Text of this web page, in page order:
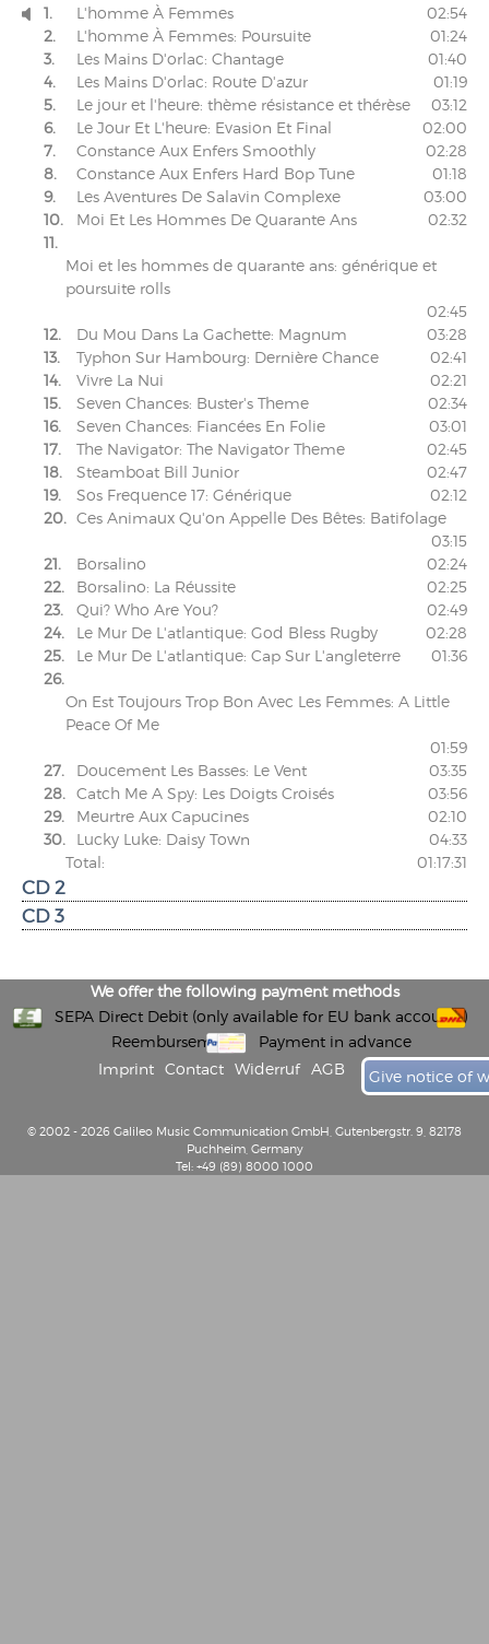
 1. L'homme À Femmes
02:54
2.
L'homme À Femmes: Poursuite
01:24
3.
Les Mains D'orlac: Chantage
01:40
4.
Les Mains D'orlac: Route D'azur
01:19
5.
Le jour et l'heure: thème résistance et thérèse
03:12
6.
Le Jour Et L'heure: Evasion Et Final
02:00
7.
Constance Aux Enfers Smoothly
02:28
8.
Constance Aux Enfers Hard Bop Tune
01:18
9.
Les Aventures De Salavin Complexe
03:00
10.
Moi Et Les Hommes De Quarante Ans
02:32
11.
Moi et les hommes de quarante ans: générique et
poursuite rolls
02:45
12.
Du Mou Dans La Gachette: Magnum
03:28
13.
Typhon Sur Hambourg: Dernière Chance
02:41
14.
Vivre La Nui
02:21
15.
Seven Chances: Buster's Theme
02:34
16.
Seven Chances: Fiancées En Folie
03:01
17.
The Navigator: The Navigator Theme
02:45
18.
Steamboat Bill Junior
02:47
19.
Sos Frequence 17: Générique
02:12
20. Ces Animaux Qu'on Appelle Des Bêtes: Batifolage
03:15
21.
Borsalino
02:24
22.
Borsalino: La Réussite
02:25
23.
Qui? Who Are You?
02:49
24.
Le Mur De L'atlantique: God Bless Rugby
02:28
25.
Le Mur De L'atlantique: Cap Sur L'angleterre
01:36
26.
On Est Toujours Trop Bon Avec Les Femmes: A Little
Peace Of Me
01:59
27.
Doucement Les Basses: Le Vent
03:35
28.
Catch Me A Spy: Les Doigts Croisés
03:56
29.
Meurtre Aux Capucines
02:10
30.
Lucky Luke: Daisy Town
04:33
Total:
01:17:31
CD 2
CD 3
We offer the following payment methods
SEPA Direct Debit (only available for EU bank accounts)
Reembursement
Payment in advance
Imprint
Contact Widerruf AGB Give notice of
© 2002 - 2026 Galileo Music Communication GmbH, Gutenbergstr. 9, 82178
Puchheim, Germany
Tel: +49 (89) 8000 1000